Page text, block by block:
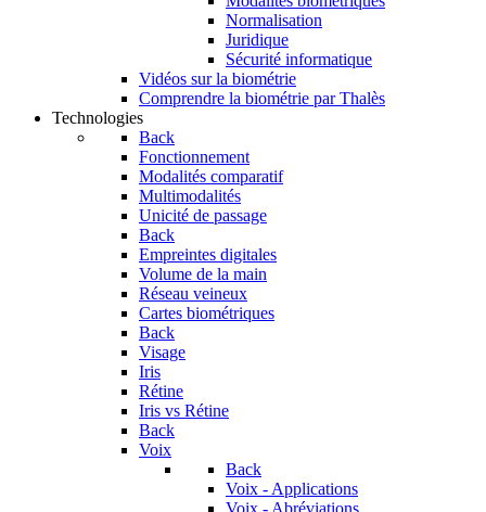
Normalisation
Juridique
Sécurité informatique
Vidéos sur la biométrie
Comprendre la biométrie par Thalès
Technologies
Back
Fonctionnement
Modalités comparatif
Multimodalités
Unicité de passage
Back
Empreintes digitales
Volume de la main
Réseau veineux
Cartes biométriques
Back
Visage
Iris
Rétine
Iris vs Rétine
Back
Voix
Back
Voix - Applications
Voix - Abréviations